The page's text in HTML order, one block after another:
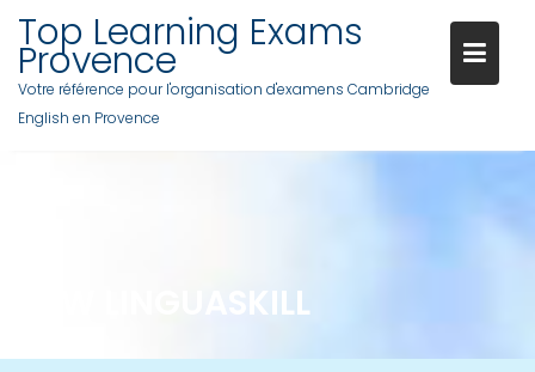
content
Top Learning Exams
Provence
Votre référence pour l'organisation d'examens Cambridge
English en Provence
NEW LINGUASKILL